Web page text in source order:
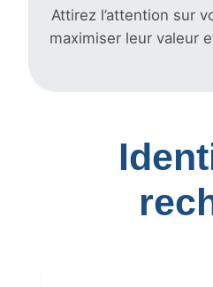
Attirez l’attention sur
maximiser leur valeur